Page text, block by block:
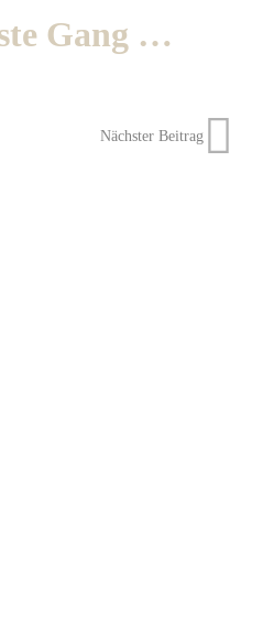
Gang …
Nächster Beitrag